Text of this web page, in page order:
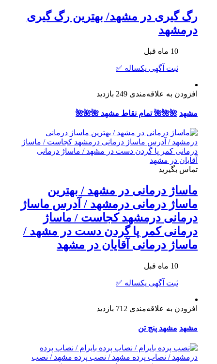
رگ گیری در مشهد/ بهترین رگ گیری
درمشهد
10 ماه قبل
ثبت آگهی یکساله ✅
افزودن به علاقه‌مندی 249 بازدید
مشهد 🌺🌺🌺 تمام نقاط مشهد 🌺🌺🌺
تماس بگیرید
ماساژ درمانی در مشهد / بهترین
ماساژ درمانی درمشهد / آدرس ماساژ
درمانی درمشهد کجاست / ماساژ
درمانی کمر پا گردن دست در مشهد /
ماساژ درمانی آقایان در مشهد
10 ماه قبل
ثبت آگهی یکساله ✅
افزودن به علاقه‌مندی 712 بازدید
مشهد مشهد پنج تن